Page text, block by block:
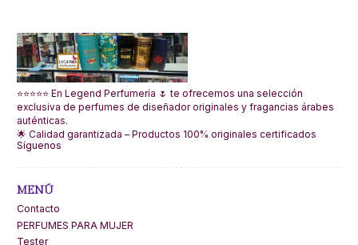
⭐⭐⭐⭐⭐ En Legend Perfumería 🌷 te ofrecemos una selección
exclusiva de perfumes de diseñador originales y fragancias árabes
auténticas.
🌟 Calidad garantizada – Productos 100% originales certificados
Síguenos
MENÚ
Contacto
PERFUMES PARA MUJER
Tester